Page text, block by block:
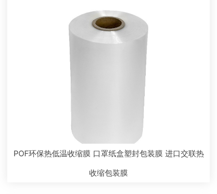
POF环保热低温收缩膜 口罩纸盒塑封包装膜 进口交联热
收缩包装膜